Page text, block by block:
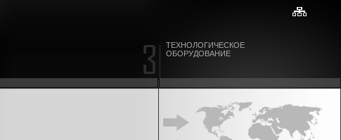
ТЕХНОЛОГИЧЕСКОЕ
ОБОРУДОВАНИЕ